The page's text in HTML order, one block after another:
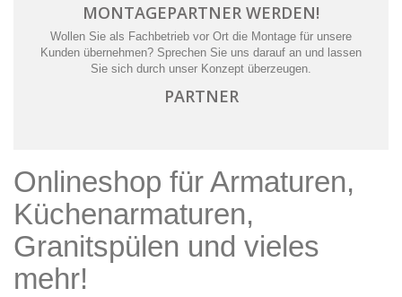
MONTAGEPARTNER WERDEN!
Wollen Sie als Fachbetrieb vor Ort die Montage für unsere
Kunden übernehmen? Sprechen Sie uns darauf an und lassen
Sie sich durch unser Konzept überzeugen.
PARTNER
Onlineshop für Armaturen,
Küchenarmaturen,
Granitspülen und vieles
mehr!